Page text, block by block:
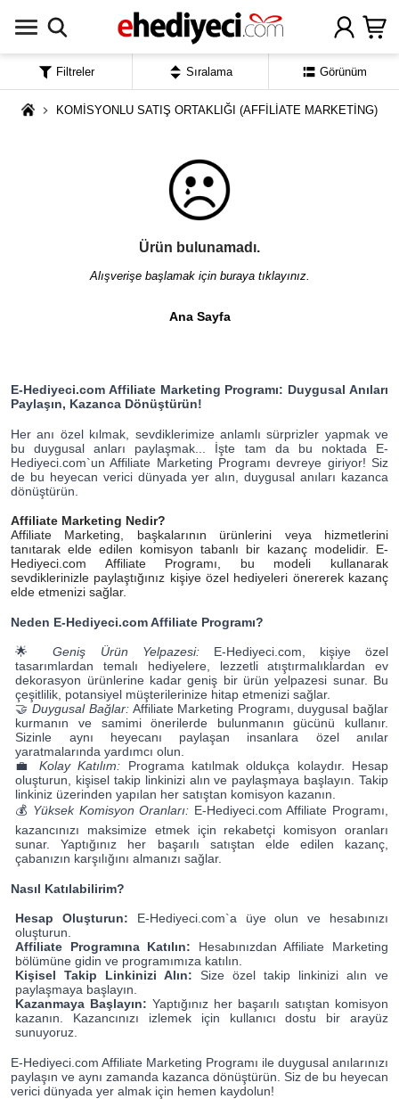
KOMİSYONLU SATIŞ ORTAKLIĞI (AFFİLİATE MARKETİNG)
Ürün bulunamadı.
Alışverişe başlamak için buraya tıklayınız.
Ana Sayfa
E-Hediyeci.com Affiliate Marketing Programı: Duygusal Anıları
Paylaşın, Kazanca Dönüştürün!
Her anı özel kılmak, sevdiklerimize anlamlı sürprizler yapmak ve
bu duygusal anları paylaşmak... İşte tam da bu noktada E-
Hediyeci.com`un Affiliate Marketing Programı devreye giriyor! Siz
de bu heyecan verici dünyada yer alın, duygusal anıları kazanca
dönüştürün.
Affiliate Marketing Nedir?
Affiliate Marketing, başkalarının ürünlerini veya hizmetlerini
tanıtarak elde edilen komisyon tabanlı bir kazanç modelidir. E-
Hediyeci.com Affiliate Programı, bu modeli kullanarak
sevdiklerinizle paylaştığınız kişiye özel hediyeleri önererek kazanç
elde etmenizi sağlar.
Neden E-Hediyeci.com Affiliate Programı?
🌟Geniş Ürün Yelpazesi:E-Hediyeci.com, kişiye özel
tasarımlardan temalı hediyelere, lezzetli atıştırmalıklardan ev
dekorasyon ürünlerine kadar geniş bir ürün yelpazesi sunar. Bu
çeşitlilik, potansiyel müşterilerinize hitap etmenizi sağlar.
🤝Duygusal Bağlar: Affiliate Marketing Programı, duygusal bağlar
kurmanın ve samimi önerilerde bulunmanın gücünü kullanır.
Sizinle aynı heyecanı paylaşan insanlara özel anılar
yaratmalarında yardımcı olun.
💼 Kolay Katılım: Programa katılmak oldukça kolaydır. Hesap
oluşturun, kişisel takip linkinizi alın ve paylaşmaya başlayın. Takip
linkiniz üzerinden yapılan her satıştan komisyon kazanın.
💰 Yüksek Komisyon Oranları: E-Hediyeci.com Affiliate Programı,
kazancınızı maksimize etmek için rekabetçi komisyon oranları
sunar. Yaptığınız her başarılı satıştan elde edilen kazanç,
çabanızın karşılığını almanızı sağlar.
Nasıl Katılabilirim?
Hesap Oluşturun: E-Hediyeci.com`a üye olun ve hesabınızı
oluşturun.
Affiliate Programına Katılın: Hesabınızdan Affiliate Marketing
bölümüne gidin ve programımıza katılın.
Kişisel Takip Linkinizi Alın: Size özel takip linkinizi alın ve
paylaşmaya başlayın.
Kazanmaya Başlayın: Yaptığınız her başarılı satıştan komisyon
kazanın. Kazancınızı izlemek için kullanıcı dostu bir arayüz
sunuyoruz.
E-Hediyeci.com Affiliate Marketing Programı ile duygusal anılarınızı
paylaşın ve aynı zamanda kazanca dönüştürün. Siz de bu heyecan
verici dünyada yer almak için hemen kaydolun!
Filtreler Sıralama Görünüm